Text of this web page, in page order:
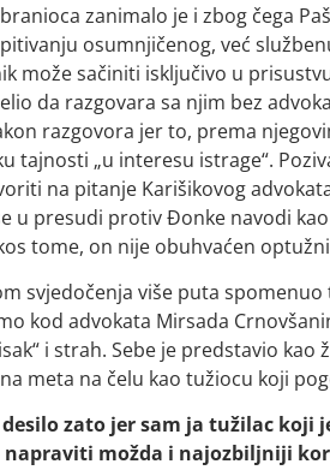
zanimalo je i zbog čega
osumnjičenog, već
može sačiniti isključivo u
da razgovara sa njim bez
razgovora jer to, prema
tajnosti „u interesu istrage“.
na pitanje Karišikovog
u presudi protiv Đonke navodi
tome, on nije obuhvaćen
svjedočenja više puta
kod advokata Mirsada
i strah. Sebe je predstavio
meta na čelu kao tužiocu koji
desilo zato jer sam ja tužilac
napraviti možda i najozbiljniji